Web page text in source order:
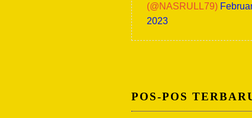
(@NASRULL79)
2023
POS-POS